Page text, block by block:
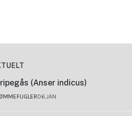
(Anser indicus)
06.JAN